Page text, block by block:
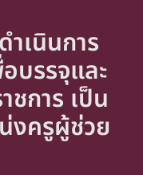
ำเนินการ
บรรจุและ
ชการ เป็น
งครูผู้ช่วย